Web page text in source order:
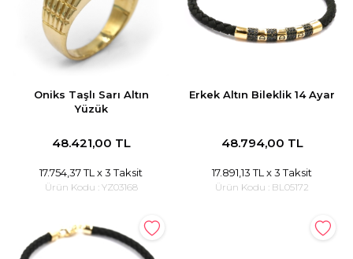
Oniks Taşlı Sarı Altın
Yüzük
48.421,00 TL
17.754,37 TL x 3 Taksit
Ürün Kodu : YZ03168
Erkek Altın Bileklik 14 Ayar
48.794,00 TL
17.891,13 TL x 3 Taksit
Ürün Kodu : BL05172